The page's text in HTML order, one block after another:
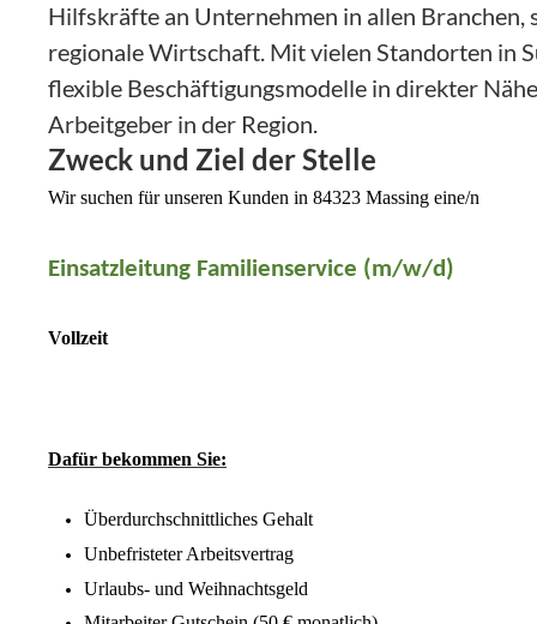
Hilfskräfte an Unternehmen in allen
regionale Wirtschaft. Mit vielen Standorten in
flexible Beschäftigungsmodelle in direkter
Arbeitgeber in der Region.
Zweck und Ziel der Stelle
Wir suchen für unseren Kunden in 84323 Massing eine/n
Einsatzleitung Familienservice (m/w/d)
Vollzeit
Dafür bekommen Sie:
Überdurchschnittliches Gehalt
Unbefristeter Arbeitsvertrag
Urlaubs- und Weihnachtsgeld